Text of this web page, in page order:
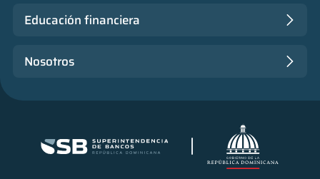
Educación financiera
Nosotros